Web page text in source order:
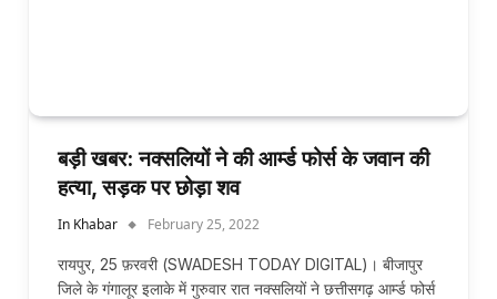
बड़ी खबर: नक्सलियों ने की आर्म्ड फोर्स के जवान की
हत्या, सड़क पर छोड़ा शव
In Khabar February 25, 2022
रायपुर, 25 फ़रवरी (SWADESH TODAY DIGITAL)। बीजापुर
जिले के गंगालूर इलाके में गुरुवार रात नक्सलियों ने छत्तीसगढ़ आर्म्ड फोर्स